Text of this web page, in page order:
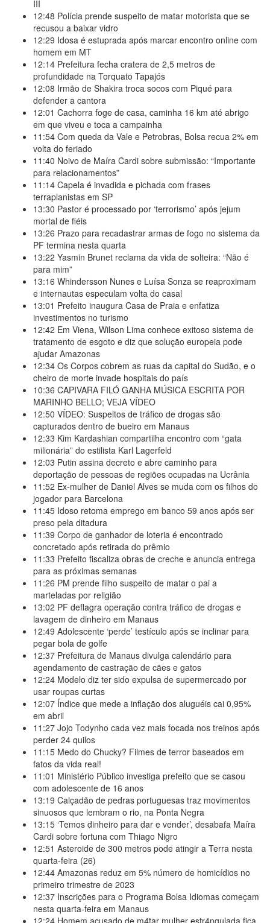
III
12:48 Polícia prende suspeito de matar motorista que se
recusou a baixar vidro
12:29 Idosa é estuprada após marcar encontro online com
homem em MT
12:14 Prefeitura fecha cratera de 2,5 metros de
profundidade na Torquato Tapajós
12:08 Irmão de Shakira troca socos com Piqué para
defender a cantora
12:01 Cachorra foge de casa, caminha 16 km até abrigo
em que viveu e toca a campainha
11:54 Com queda da Vale e Petrobras, Bolsa recua 2% em
volta do feriado
11:40 Noivo de Maíra Cardi sobre submissão: “Importante
para relacionamentos”
11:14 Capela é invadida e pichada com frases
terraplanistas em SP
13:30 Pastor é processado por ‘terrorismo’ após jejum
mortal de fiéis
13:26 Prazo para recadastrar armas de fogo no sistema da
PF termina nesta quarta
13:22 Yasmin Brunet reclama da vida de solteira: “Não é
para mim”
13:16 Whindersson Nunes e Luísa Sonza se reaproximam
e internautas especulam volta do casal
13:01 Prefeito inaugura Casa de Praia e enfatiza
investimentos no turismo
12:42 Em Viena, Wilson Lima conhece exitoso sistema de
tratamento de esgoto e diz que solução europeia pode
ajudar Amazonas
12:34 Os Corpos cobrem as ruas da capital do Sudão, e o
cheiro de morte invade hospitais do país
10:36 CAPIVARA FILÓ GANHA MÚSICA ESCRITA POR
MARINHO BELLO; VEJA VÍDEO
12:50 VÍDEO: Suspeitos de tráfico de drogas são
capturados dentro de bueiro em Manaus
12:33 Kim Kardashian compartilha encontro com “gata
milionária” do estilista Karl Lagerfeld
12:03 Putin assina decreto e abre caminho para
deportação de pessoas de regiões ocupadas na Ucrânia
11:52 Ex-mulher de Daniel Alves se muda com os filhos do
jogador para Barcelona
11:45 Idoso retoma emprego em banco 59 anos após ser
preso pela ditadura
11:39 Corpo de ganhador de loteria é encontrado
concretado após retirada do prêmio
11:33 Prefeito fiscaliza obras de creche e anuncia entrega
para as próximas semanas
11:26 PM prende filho suspeito de matar o pai a
marteladas por religião
13:02 PF deflagra operação contra tráfico de drogas e
lavagem de dinheiro em Manaus
12:49 Adolescente ‘perde’ testículo após se inclinar para
pegar bola de golfe
12:37 Prefeitura de Manaus divulga calendário para
agendamento de castração de cães e gatos
12:24 Modelo diz ter sido expulsa de supermercado por
usar roupas curtas
12:07 Índice que mede a inflação dos aluguéis cai 0,95%
em abril
11:27 Jojo Todynho cada vez mais focada nos treinos após
perder 24 quilos
11:15 Medo do Chucky? Filmes de terror baseados em
fatos da vida real!
11:01 Ministério Público investiga prefeito que se casou
com adolescente de 16 anos
13:19 Calçadão de pedras portuguesas traz movimentos
sinuosos que lembram o rio, na Ponta Negra
13:15 ‘Temos dinheiro para dar e vender’, desabafa Maíra
Cardi sobre fortuna com Thiago Nigro
12:51 Asteroide de 300 metros pode atingir a Terra nesta
quarta-feira (26)
12:44 Amazonas reduz em 5% número de homicídios no
primeiro trimestre de 2023
12:37 Inscrições para o Programa Bolsa Idiomas começam
nesta quarta-feira em Manaus
12:24 Homem acusado de m4tar mulher estr4ngulada fica